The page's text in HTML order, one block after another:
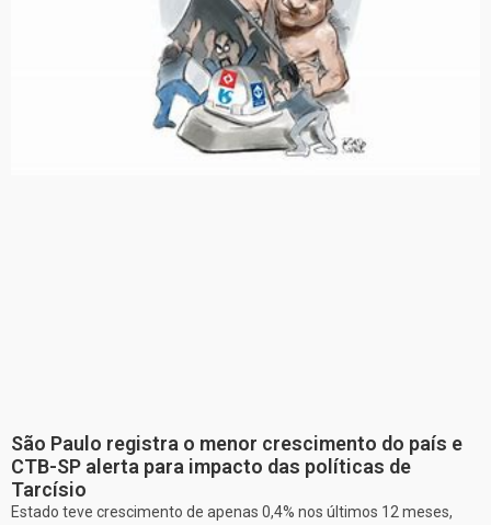
São Paulo registra o menor crescimento do país e
CTB-SP alerta para impacto das políticas de
Tarcísio
Estado teve crescimento de apenas 0,4% nos últimos 12 meses,